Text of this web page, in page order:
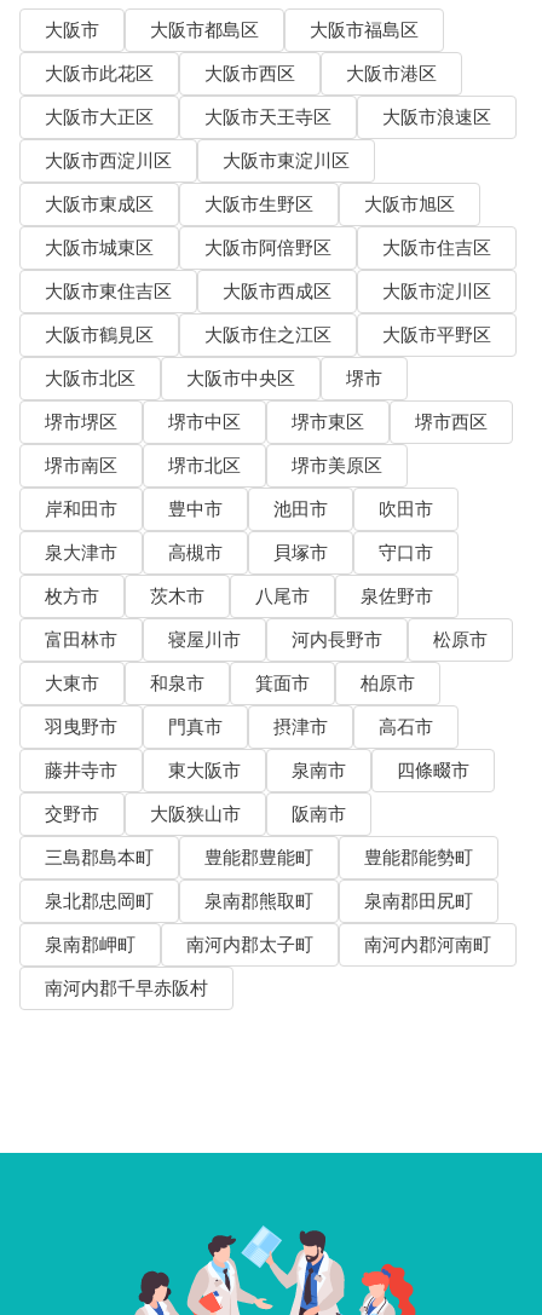
大阪市 大阪市都島区
大阪市福島区
大阪市此花区
大阪市西区
大阪市港区
大阪市大正区
大阪市天王寺区
大阪市浪速区
大阪市西淀川区
大阪市東淀川区
大阪市東成区
大阪市生野区
大阪市旭区
大阪市城東区
大阪市阿倍野区
大阪市住吉区
大阪市東住吉区
大阪市西成区
大阪市淀川区
大阪市鶴見区
大阪市住之江区
大阪市平野区
大阪市北区
大阪市中央区
堺市
堺市堺区
堺市中区 堺市東区
堺市西区
堺市南区
堺市北区
堺市美原区
岸和田市
豊中市 池田市
吹田市
泉大津市
高槻市 貝塚市
守口市
枚方市
茨木市 八尾市
泉佐野市
富田林市
寝屋川市 河内長野市
松原市
大東市
和泉市 箕面市
柏原市
羽曳野市
門真市 摂津市
高石市
藤井寺市
東大阪市 泉南市
四條畷市
交野市
大阪狭山市
阪南市
三島郡島本町
豊能郡豊能町
豊能郡能勢町
泉北郡忠岡町
泉南郡熊取町
泉南郡田尻町
泉南郡岬町
南河内郡太子町
南河内郡河南町
南河内郡千早赤阪村